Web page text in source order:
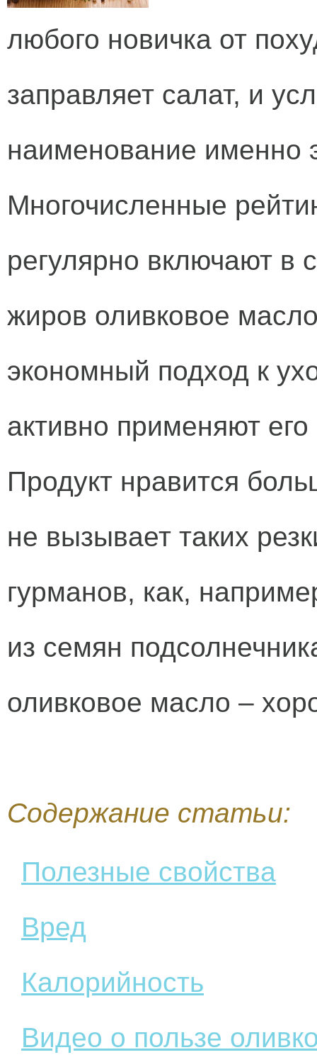
любого новичка от
заправляет салат, и
наименование именно
Многочисленные
регулярно включают в
жиров оливковое
экономный подход к
активно применяют
Продукт нравится
не вызывает таких
гурманов, как,
из семян
оливковое масло –
Содержание статьи:
Полезные свойства
Вред
Калорийность
Видео о пользе